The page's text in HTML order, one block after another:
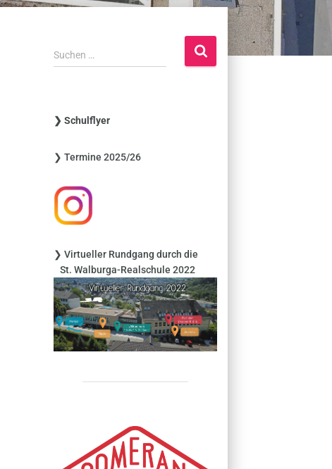
S
u
n
a
h
:
Suchen …
❯ Schulflyer
❯ Termine 2025/26
❯ Virtueller Rundgang durch die
St. Walburga-Realschule 2022